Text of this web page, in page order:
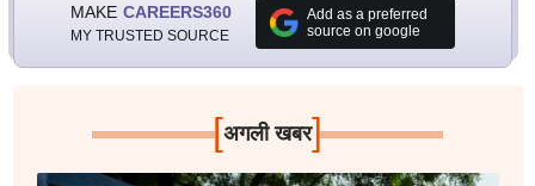
MAKE CAREERS360
MY TRUSTED SOURCE
Add as a preferred
source on google
[अगली खबर]